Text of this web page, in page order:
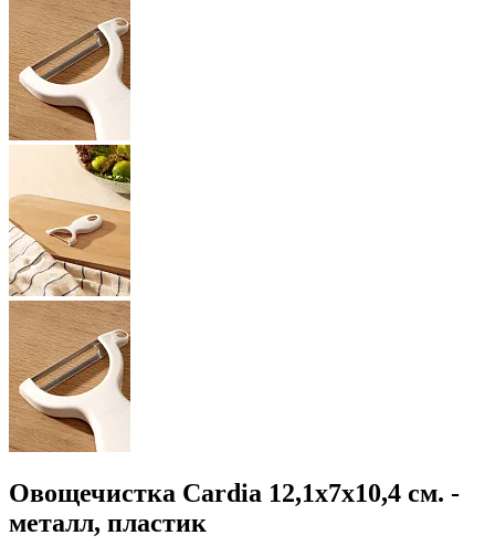
Овощечистка Cardia 12,1x7x10,4 см. -
металл, пластик